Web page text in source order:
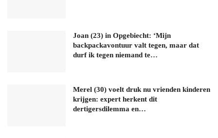
Joan (23) in Opgebiecht: ‘Mijn
backpackavontuur valt tegen, maar dat
durf ik tegen niemand te…
Merel (30) voelt druk nu vrienden kinderen
krijgen: expert herkent dit
dertigersdilemma en…